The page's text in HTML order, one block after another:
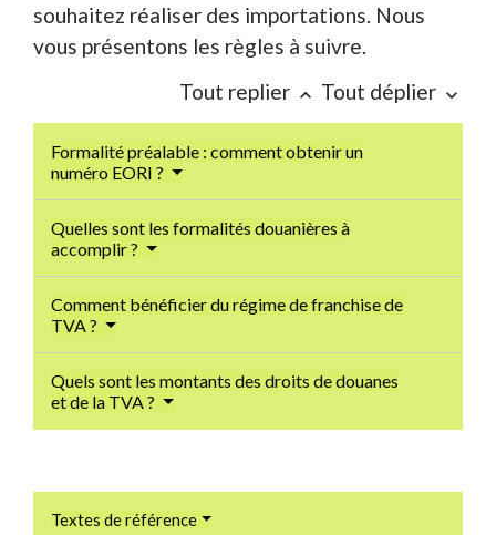
souhaitez réaliser des importations. Nous
vous présentons les règles à suivre.
Tout replier keyboard_arrow_up Tout déplier keyboard_arrow_down
Formalité préalable : comment obtenir un
numéro EORI ?
Quelles sont les formalités douanières à
accomplir ?
Comment bénéficier du régime de franchise de
TVA ?
Quels sont les montants des droits de douanes
et de la TVA ?
Textes de référence